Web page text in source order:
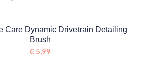
Care Dynamic Drivetrain Detailing
Brush
€ 5,99